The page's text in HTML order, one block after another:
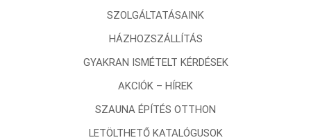
SZOLGÁLTATÁSAINK
HÁZHOZSZÁLLÍTÁS
GYAKRAN ISMÉTELT KÉRDÉSEK
AKCIÓK – HÍREK
SZAUNA ÉPÍTÉS OTTHON
LETÖLTHETŐ KATALÓGUSOK